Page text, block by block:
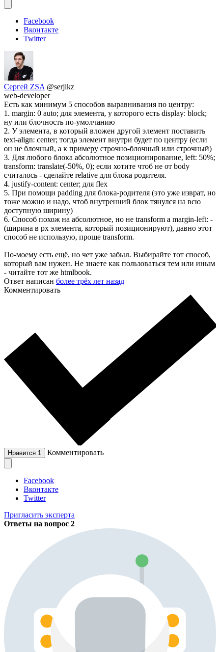
Facebook
Вконтакте
Twitter
Сергей ZSA @serjikz
web-developer
Есть как минимум 5 способов выравнивания по центру:
1. margin: 0 auto; для элемента, у которого есть display: block;
ну или блочность по-умолчанию
2. У элемента, в который вложен другой элемент поставить
text-align: center; тогда элемент внутри будет по центру (если
он не блочный, а к примеру строчно-блочный или строчный)
3. Для любого блока абсолютное позиционирование, left: 50%;
transform: translate(-50%, 0); если хотите чтоб не от body
считалось - сделайте relative для блока родителя.
4. justify-content: center; для flex
5. При помощи padding для блока-родителя (это уже изврат, но
тоже можно и надо, чтоб внутренний блок тянулся на всю
доступную ширину)
6. Способ похож на абсолютное, но не transform а margin-left: -
(ширина в px элемента, который позиционируют), давно этот
способ не использую, проще transform.
По-моему есть ещё, но чет уже забыл. Выбирайте тот способ,
который вам нужен. Не знаете как пользоваться тем или иным
- читайте тот же htmlbook.
Ответ написан более трёх лет назад
Комментировать
Нравится 1 Комментировать
Facebook
Вконтакте
Twitter
Пригласить эксперта
Ответы на вопрос 2